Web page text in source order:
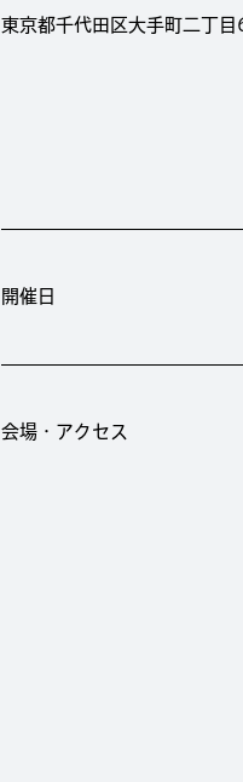
東京都千代田区大手町二丁
開催日
会場・アクセス